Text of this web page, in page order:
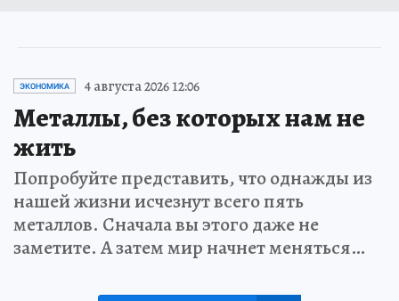
ЭКОНОМИКА 4 августа 2026 12:06
Металлы, без которых нам не
жить
Попробуйте представить, что однажды из
нашей жизни исчезнут всего пять
металлов. Сначала вы этого даже не
заметите. А затем мир начнет меняться…